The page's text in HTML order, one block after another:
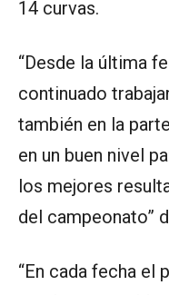
14 curvas.
“Desde la última
continuado
también en la
en un buen nivel
los mejores
del campeonato”
“En cada fecha el